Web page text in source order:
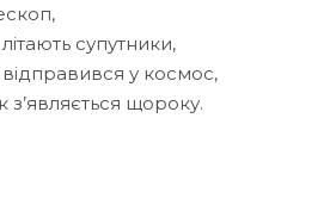
супутники,
у космос,
з’являється щороку.